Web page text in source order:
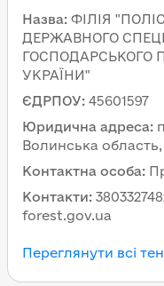
Назва: ФІЛІЯ
ДЕРЖАВНОГО
ГОСПОДАРСЬКОГО
УКРАЇНИ"
ЄДРПОУ: 45601597
Юридична адреса:
Волинська область,
Контактна особа:
Контакти:
forest.gov.ua
Переглянути всі